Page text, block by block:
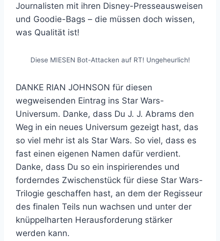
Journalisten mit ihren Disney-Presseausweisen
und Goodie-Bags – die müssen doch wissen,
was Qualität ist!
Diese MIESEN Bot-Attacken auf RT! Ungeheurlich!
DANKE RIAN JOHNSON für diesen
wegweisenden Eintrag ins Star Wars-
Universum. Danke, dass Du J. J. Abrams den
Weg in ein neues Universum gezeigt hast, das
so viel mehr ist als Star Wars. So viel, dass es
fast einen eigenen Namen dafür verdient.
Danke, dass Du so ein inspirierendes und
forderndes Zwischenstück für diese Star Wars-
Trilogie geschaffen hast, an dem der Regisseur
des finalen Teils nun wachsen und unter der
knüppelharten Herausforderung stärker
werden kann.